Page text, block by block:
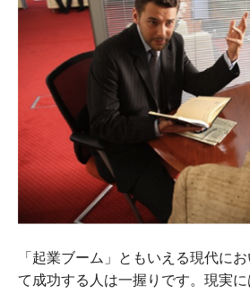
「起業ブーム」ともいえる現代に
て成功する人は一握りです。現実